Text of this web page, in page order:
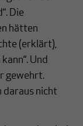
Die
hätten
(erklärt),
Und
gewehrt.
daraus nicht